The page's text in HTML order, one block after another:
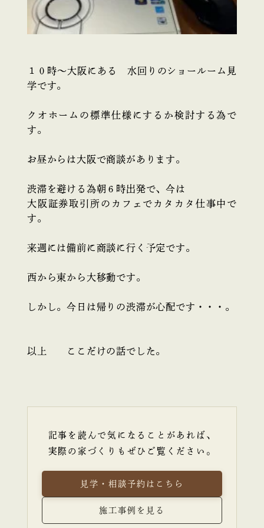
１０時～大阪にある 水回りのショールーム見
学です。
クオホームの標準仕様にするか検討する為で
す。
お昼からは大阪で商談があります。
渋滞を避ける為朝６時出発で、今は
大阪証券取引所のカフェでカタカタ仕事中で
す。
来週には備前に商談に行く予定です。
西から東から大移動です。
しかし。今日は帰りの渋滞が心配です・・・。
以上 ここだけの話でした。
記事を読んで気になることがあれば、
実際の家づくりもぜひご覧ください。
見学・相談予約はこちら
施工事例を見る